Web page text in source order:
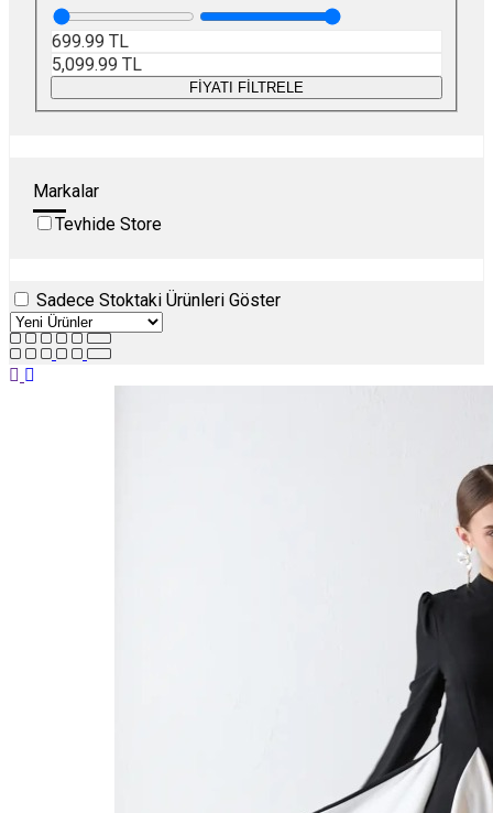
699.99 TL
5,099.99 TL
FİYATI FİLTRELE
Markalar
Tevhide Store
Sadece Stoktaki Ürünleri Göster